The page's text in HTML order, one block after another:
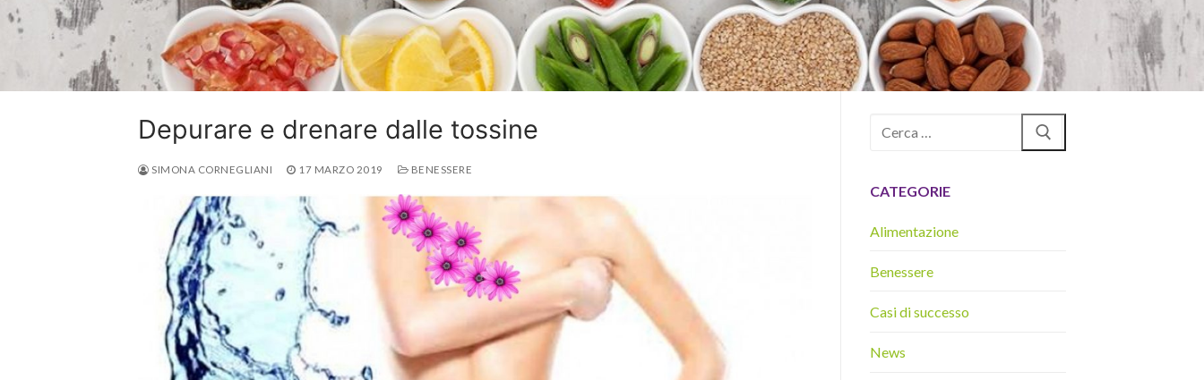
Depurare e drenare dalle tossine
SIMONA CORNEGLIANI 17 MARZO 2019 BENESSERE
Cerca:
CATEGORIE
Alimentazione
Benessere
Casi di successo
News